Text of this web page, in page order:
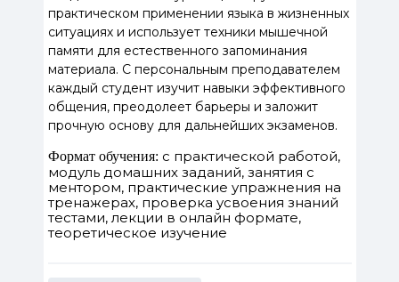
практическом применении языка в жизненных
ситуациях и использует техники мышечной
памяти для естественного запоминания
материала. С персональным преподавателем
каждый студент изучит навыки эффективного
общения, преодолеет барьеры и заложит
прочную основу для дальнейших экзаменов.
Формат обучения: с практической работой,
модуль домашних заданий, занятия с
ментором, практические упражнения на
тренажерах, проверка усвоения знаний
тестами, лекции в онлайн формате,
теоретическое изучение